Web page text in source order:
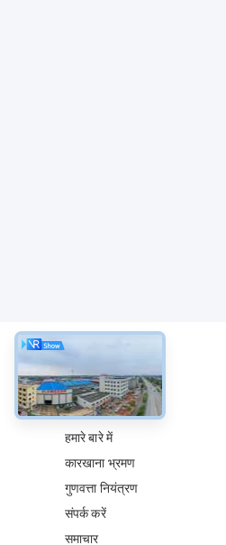
के बारे में
हमारे बारे में
कारखाना भ्रमण
गुणवत्ता नियंत्रण
संपर्क करें
समाचार